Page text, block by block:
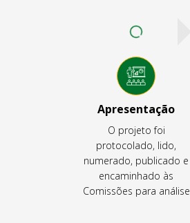
Apresentação
O projeto foi
protocolado, lido,
numerado, publicado e
encaminhado às
Comissões para análise